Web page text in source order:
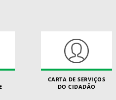
CARTA DE SERVIÇOS
DO CIDADÃO